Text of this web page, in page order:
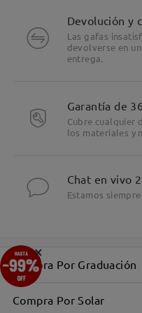
Devolución y
Las gafas
devolverse en
entrega.
Garantía de
Cubre cualquier
los materiales y
Chat en vivo
Estamos
Compra Por Graduación
Compra Por Solar
×